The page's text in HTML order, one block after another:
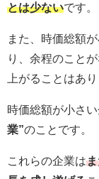
とは少ないです。
また、時価総額
り、余程のこと
上がることはあり
時価総額が小さ
業”のことです。
これらの企業は